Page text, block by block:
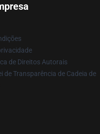
de Direitos Autorais
de Transparência de Cadeia de